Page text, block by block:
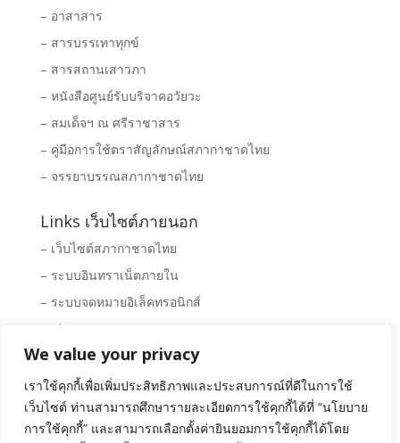
We value your privacy
เราใช้คุกกี้เพื่อเพิ่มประสิทธิภาพและประสบการณ์ที่ดีในการใช้
เว็บไซต์ ท่านสามารถศึกษารายละเอียดการใช้คุกกี้ได้ที่ “นโยบาย
การใช้คุกกี้” และสามารถเลือกตั้งค่ายินยอมการใช้คุกกี้ได้โดย
– อาสาสาร
– สารบรรเทาทุกข์
– สารสถานเสาวภา
– หนังสือศูนย์รับบริจาคอวัยวะ
– สมเด็จฯ ณ ศรีราชาสาร
– คู่มือการใช้ตราสัญลักษณ์สภากาชาดไทย
– จรรยาบรรณสภากาชาดไทย
Links เว็บไซต์ภายนอก
– เว็บไซต์สภากาชาดไทย
– ระบบอินทราเน็ตภายใน
– ระบบจดหมายอิเล็คทรอนิกส์
– Clipping News
– ระบบจัดซื้อ – จัดจ้างสภากาชาดไทย
– พิพิธภัณฑ์สภากาชาดไทย